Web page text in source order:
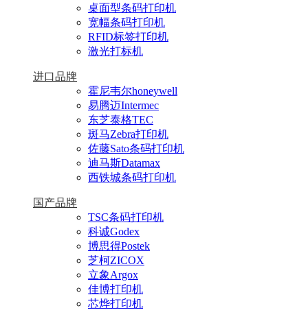
桌面型条码打印机
宽幅条码打印机
RFID标签打印机
激光打标机
进口品牌
霍尼韦尔honeywell
易腾迈Intermec
东芝泰格TEC
斑马Zebra打印机
佐藤Sato条码打印机
迪马斯Datamax
西铁城条码打印机
国产品牌
TSC条码打印机
科诚Godex
博思得Postek
芝柯ZICOX
立象Argox
佳博打印机
芯烨打印机